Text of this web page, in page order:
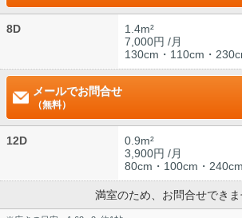
8D
1.4m²
7,000円 /月
130cm・110cm・
メールでお問合せ
（無料）
12D
0.9m²
3,900円 /月
80cm・100cm・240cm
満室のため、お問合せでき